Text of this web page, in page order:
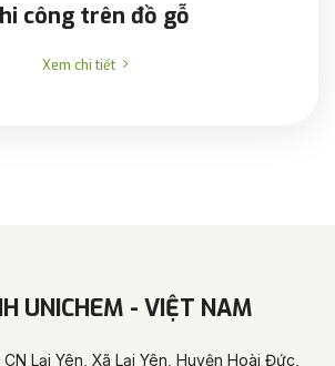
công trên đồ gỗ
Xem chi tiết
UNICHEM - VIỆT NAM
Lại Yên, Xã Lại Yên, Huyện Hoài Đức,